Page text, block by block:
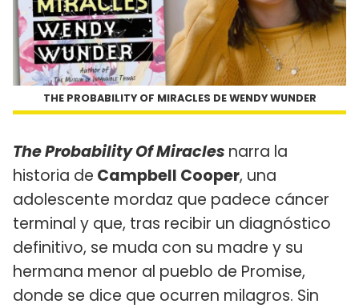
THE PROBABILITY OF MIRACLES DE WENDY WUNDER
The Probability Of Miracles narra la
historia de Campbell Cooper, una
adolescente mordaz que padece cáncer
terminal y que, tras recibir un diagnóstico
definitivo, se muda con su madre y su
hermana menor al pueblo de Promise,
donde se dice que ocurren milagros. Sin